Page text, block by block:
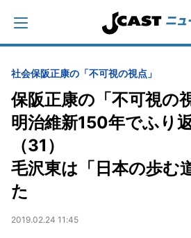
社会保阪正康の「不可視の視点」
保阪正康の「不可視の
明治維新150年でふり
（31）
毛沢東は「日本の歩む
た
2019.02.24 11:45